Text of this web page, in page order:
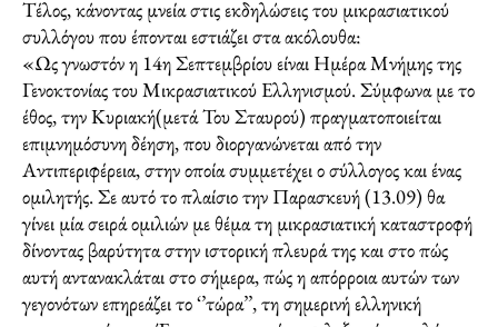
Τέλος, κάνοντας μνεία στις εκδηλώσεις του μικρασιατικού
συλλόγου που έπονται εστιάζει στα ακόλουθα:
«Ως γνωστόν η 14η Σεπτεμβρίου είναι Ημέρα Μνήμης της
Γενοκτονίας του Μικρασιατικού Ελληνισμού. Σύμφωνα με το
έθος, την Κυριακή(μετά Του Σταυρού) πραγματοποιείται
επιμνημόσυνη δέηση, που διοργανώνεται από την
Αντιπεριφέρεια, στην οποία συμμετέχει ο σύλλογος και ένας
ομιλητής. Σε αυτό το πλαίσιο την Παρασκευή (13.09) θα
γίνει μία σειρά ομιλιών με θέμα τη μικρασιατική καταστροφή
δίνοντας βαρύτητα στην ιστορική πλευρά της και στο πώς
αυτή αντανακλάται στο σήμερα, πώς η απόρροια αυτών των
γεγονότων επηρεάζει το ‘’τώρα’’, τη σημερινή ελληνική